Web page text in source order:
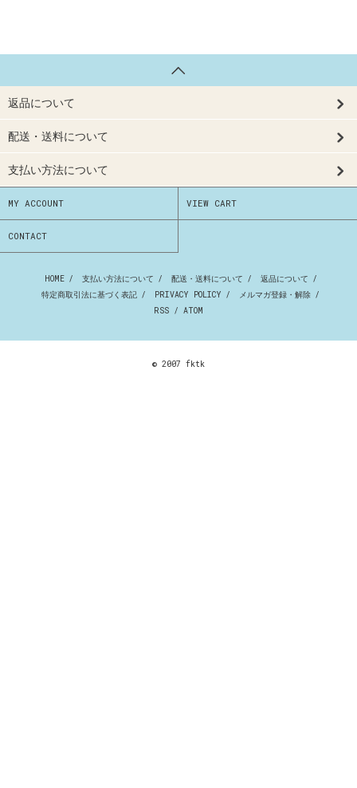
返品について
配送・送料について
支払い方法について
MY ACCOUNT VIEW CART
CONTACT
HOME / 支払い方法について / 配送・送料について / 返品について /
特定商取引法に基づく表記 / PRIVACY POLICY / メルマガ登録・解除 /
RSS / ATOM
© 2007 fktk